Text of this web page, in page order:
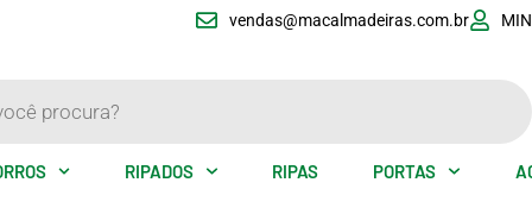
vendas@macalmadeiras.com.br
RIPADOS RIPAS PORTAS